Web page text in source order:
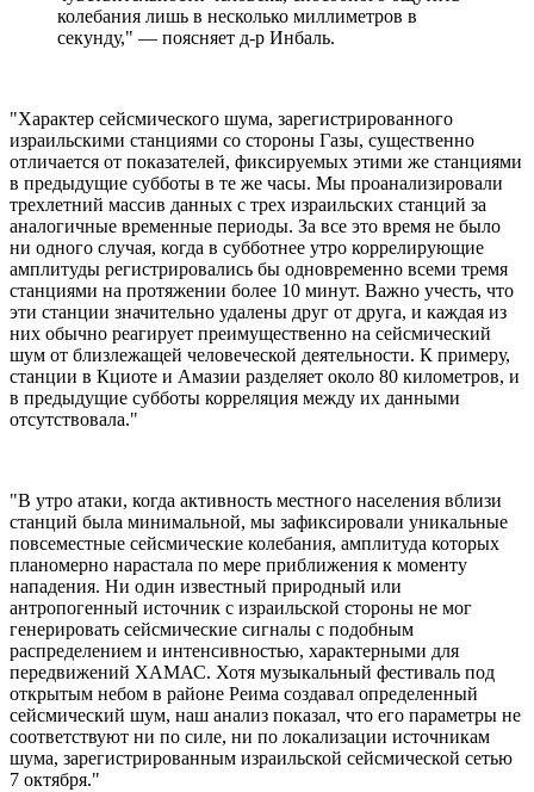
колебания лишь в несколько миллиметров в
секунду," — поясняет д-р Инбаль.
"Характер сейсмического шума, зарегистрированного
израильскими станциями со стороны Газы, существенно
отличается от показателей, фиксируемых этими же станциями
в предыдущие субботы в те же часы. Мы проанализировали
трехлетний массив данных с трех израильских станций за
аналогичные временные периоды. За все это время не было
ни одного случая, когда в субботнее утро коррелирующие
амплитуды регистрировались бы одновременно всеми тремя
станциями на протяжении более 10 минут. Важно учесть, что
эти станции значительно удалены друг от друга, и каждая из
них обычно реагирует преимущественно на сейсмический
шум от близлежащей человеческой деятельности. К примеру,
станции в Кциоте и Амазии разделяет около 80 километров, и
в предыдущие субботы корреляция между их данными
отсутствовала."
"В утро атаки, когда активность местного населения вблизи
станций была минимальной, мы зафиксировали уникальные
повсеместные сейсмические колебания, амплитуда которых
планомерно нарастала по мере приближения к моменту
нападения. Ни один известный природный или
антропогенный источник с израильской стороны не мог
генерировать сейсмические сигналы с подобным
распределением и интенсивностью, характерными для
передвижений ХАМАС. Хотя музыкальный фестиваль под
открытым небом в районе Реима создавал определенный
сейсмический шум, наш анализ показал, что его параметры не
соответствуют ни по силе, ни по локализации источникам
шума, зарегистрированным израильской сейсмической сетью
7 октября."